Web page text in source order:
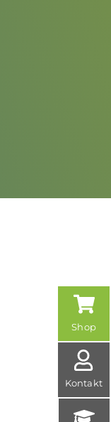
Shop
Kontakt